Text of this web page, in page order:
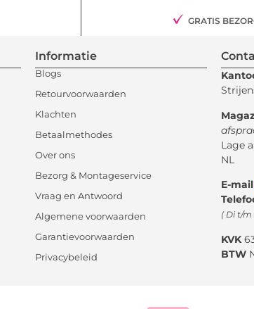
GRATIS
Informatie
Blogs
Retourvoorwaarden
Klachten
Betaalmethodes
Over ons
Bezorg & Montageservice
Vraag en Antwoord
Algemene voorwaarden
Garantievoorwaarden
Privacybeleid
Lage
NL
E-mail
( Di t/m
KVK
BTW